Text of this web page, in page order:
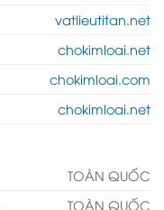
vatlieutitan.net
chokimloai.net
chokimloai.com
chokimloai.net
TOÀN QUỐC
TOÀN QUỐC